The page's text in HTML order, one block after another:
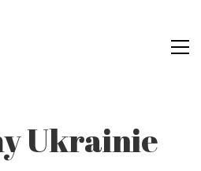
Ukrainie